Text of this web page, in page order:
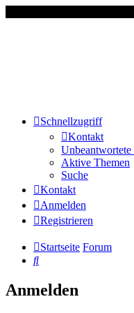
Schnellzugriff
Kontakt
Unbeantwortete
Aktive Themen
Suche
Kontakt
Anmelden
Registrieren
Startseite Forum
Suche
Anmelden